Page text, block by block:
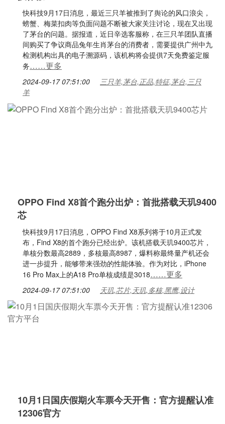
快科技9月17日消息，最近三只羊被推到了舆论的风口浪尖，
螃蟹、梅菜扣肉等负面问题不断被大家关注讨论，现在又出现
了茅台的问题。据报道，近日辛选客服称，在三只羊团队直播
间购买了争议商品兔年生肖茅台的消费者，需要提供广州中九
检测机构出具的电子溯源码，该机构将会提供7天免费鉴定服
务……更多
2024-09-17 07:51:00
三只羊,茅台,正品,特征,茅台,三只
羊
OPPO Find X8首个跑分出炉：首批搭载天玑9400
芯
快科技9月17日消息，OPPO Find X8系列将于10月正式发
布，Find X8的首个跑分已经出炉。该机搭载天玑9400芯片，
单核分数最高2889，多核最高8987，爆料称最终量产机还会
进一步提升，能够带来强劲的性能体验。作为对比，iPhone
16 Pro Max上的A18 Pro单核成绩是3018……更多
2024-09-17 07:51:00 天玑,芯片,天玑,多核,黑鹰,设计
10月1日国庆假期火车票今天开售：官方提醒认准
12306官方